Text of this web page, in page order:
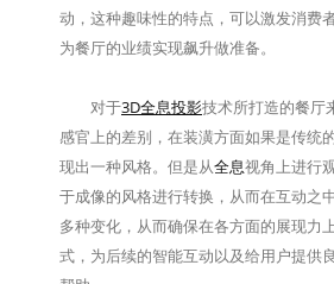
动，这种趣味性的特点，可以激发消费
为餐厅的业绩实现飙升做准备。
对于3D全息投影技术所打造的餐厅
感官上的差别，在装潢方面如果是传统
现出一种风格。但是从全息视角上进行
于成像的风格进行转换，从而在互动之
多种变化，从而确保在各方面的展现力
式，为后续的智能互动以及给用户提供